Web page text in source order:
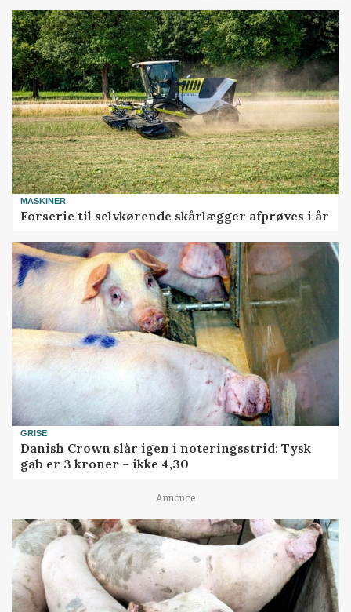
MASKINER
Forserie til selvkørende skårlægger afprøves i år
GRISE
Danish Crown slår igen i noteringsstrid: Tysk
gab er 3 kroner – ikke 4,30
Annonce